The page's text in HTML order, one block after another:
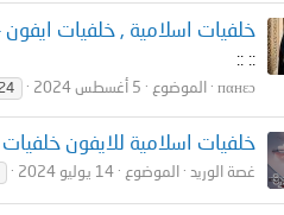
خلفيات اسلامية , خلفيات ايفون 2024
:: ::
пαнεɔ الموضوع 5 أغسطس 2024
خلفيات اسلامية للايفون خلفيات
غصة الوريد الموضوع 14 يوليو 2024